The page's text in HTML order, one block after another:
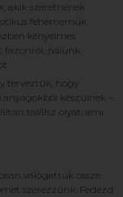
akik szeretnének
fehérneműk
kényelmes
fazonról, nálunk
terveztük, hogy
készülnek –
találsz olyat, ami
válogattuk össze
szerezzünk. Fedezd